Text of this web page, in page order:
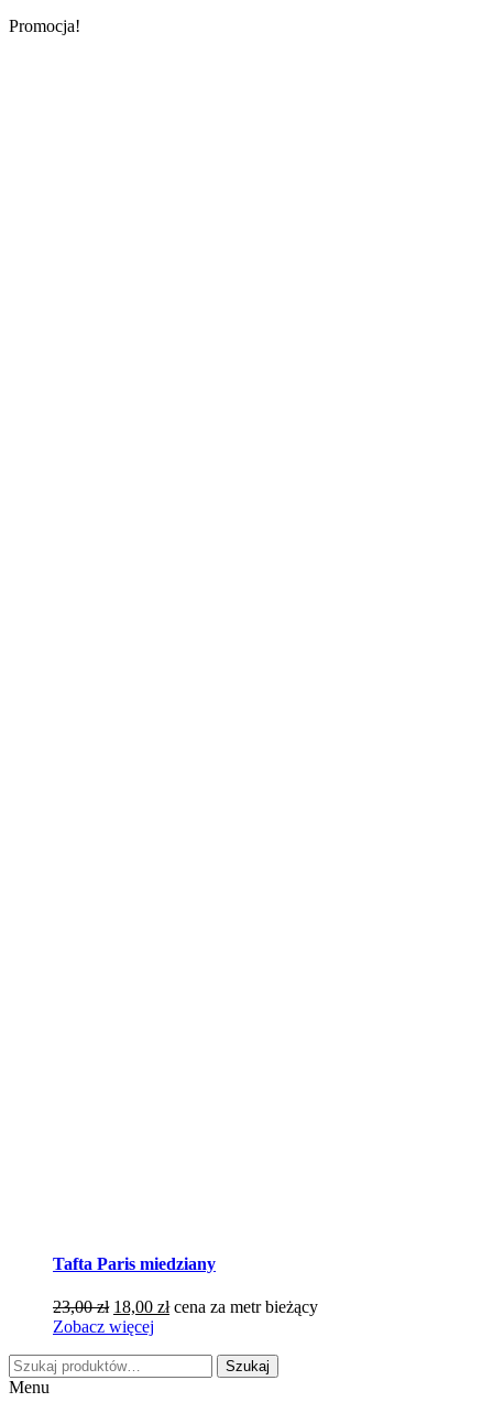
Promocja!
Tafta Paris miedziany
23,00zł Pierwotna
cena
23,00 zł.
18,00 złAktualna
18,00 zł.
cena za metr bieżący
Zobacz więcej
Szukaj:
Szukaj
Menu